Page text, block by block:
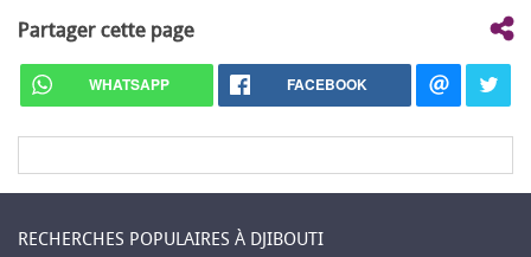
Partager cette page
WHATSAPP FACEBOOK
RECHERCHES POPULAIRES À DJIBOUTI